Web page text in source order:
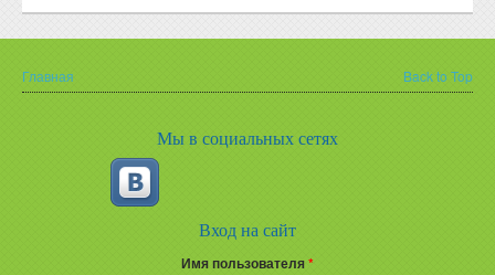
Вы здесь
Главная Back to Top
Мы в социальных сетях
Вход на сайт
Имя пользователя*